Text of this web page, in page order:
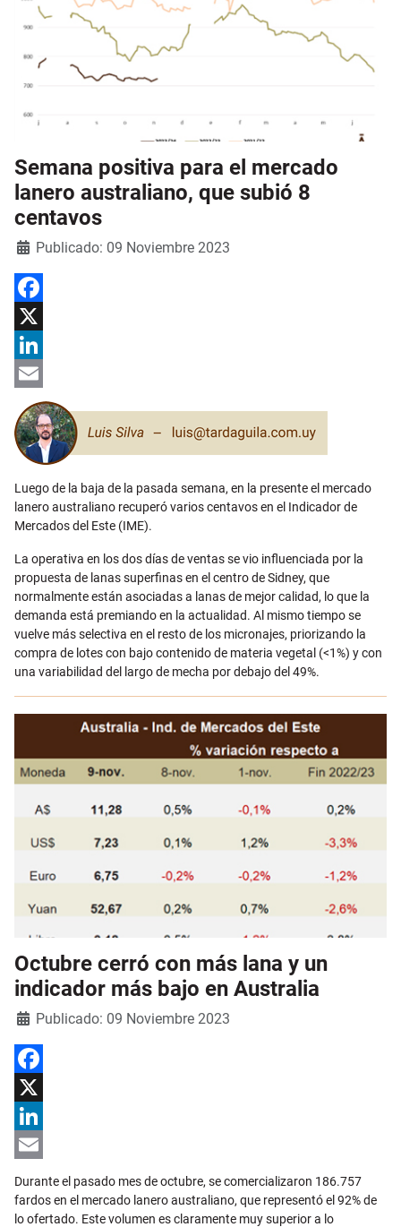
Semana positiva para el mercado
lanero australiano, que subió 8
centavos
DetallesPublicado: 09 Noviembre 2023
Facebook
X
LinkedIn
Email
Luego de la baja de la pasada semana, en la presente el mercado
lanero australiano recuperó varios centavos en el Indicador de
Mercados del Este (IME).
La operativa en los dos días de ventas se vio influenciada por la
propuesta de lanas superfinas en el centro de Sidney, que
normalmente están asociadas a lanas de mejor calidad, lo que la
demanda está premiando en la actualidad. Al mismo tiempo se
vuelve más selectiva en el resto de los micronajes, priorizando la
compra de lotes con bajo contenido de materia vegetal (<1%) y con
una variabilidad del largo de mecha por debajo del 49%.
Octubre cerró con más lana y un
indicador más bajo en Australia
DetallesPublicado: 09 Noviembre 2023
Facebook
X
LinkedIn
Durante el pasado mes de octubre, se comercializaron 186.757
fardos en el mercado lanero australiano, que representó el 92% de
lo ofertado. Este volumen es claramente muy superior a lo